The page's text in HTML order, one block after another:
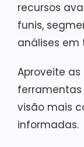
recursos
funis,
análises em
Aproveite
visão mais
informadas.